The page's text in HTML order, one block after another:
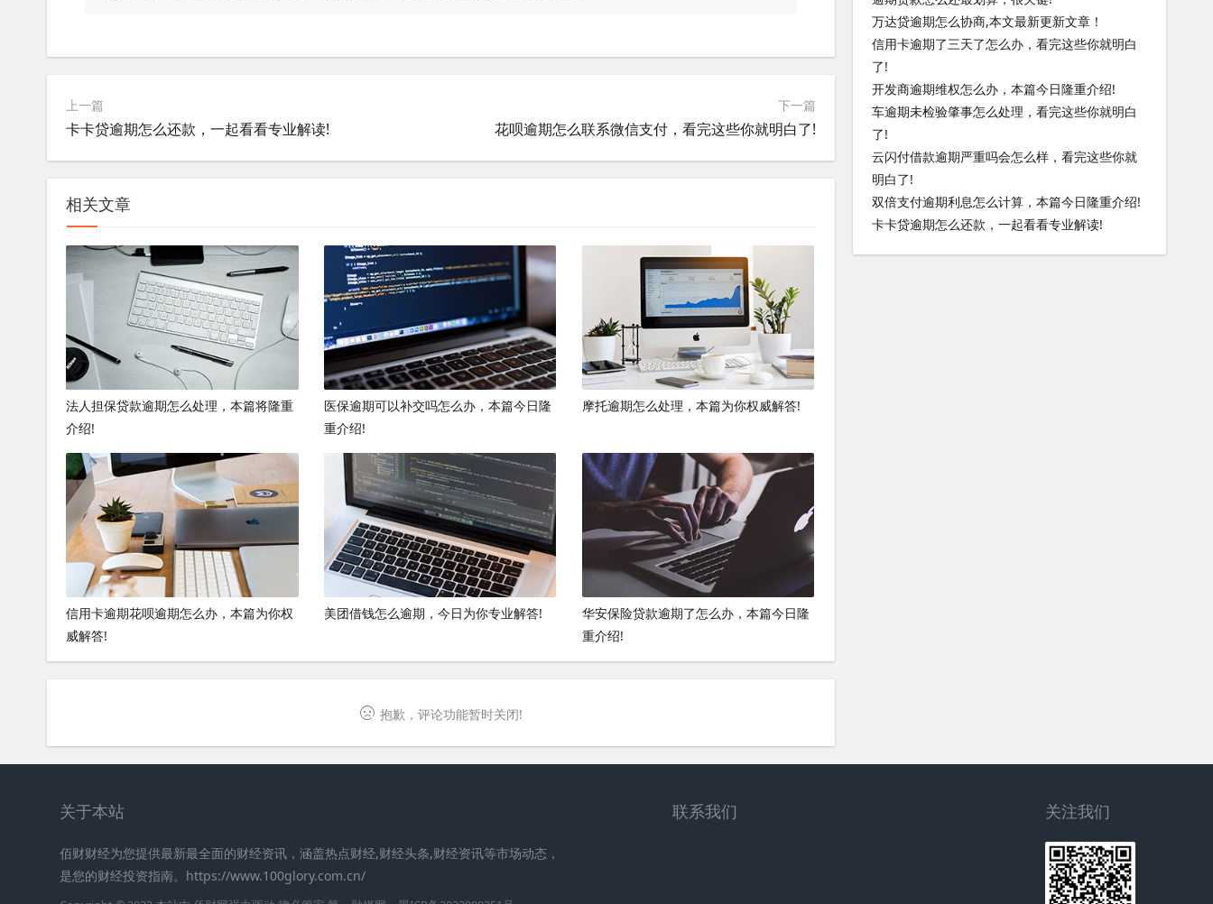
上一篇
卡卡贷逾期怎么还款，一起看看专业解读!
下一篇
花呗逾期怎么联系微信支付，看完这些你就明白了!
相关文章
法人担保贷款逾期怎么处理，本篇将隆重
介绍!
医保逾期可以补交吗怎么办，本篇今日隆
重介绍!
摩托逾期怎么处理，本篇为你权威解答!
信用卡逾期花呗逾期怎么办，本篇为你权
威解答!
美团借钱怎么逾期，今日为你专业解答!
华安保险贷款逾期了怎么办，本篇今日隆
重介绍!
抱歉，评论功能暂时关闭!
万达贷逾期怎么协商,本文最新更新文章！
信用卡逾期了三天了怎么办，看完这些你就明白
了!
开发商逾期维权怎么办，本篇今日隆重介绍!
车逾期未检验肇事怎么处理，看完这些你就明白
了!
云闪付借款逾期严重吗会怎么样，看完这些你就
明白了!
双倍支付逾期利息怎么计算，本篇今日隆重介绍!
卡卡贷逾期怎么还款，一起看看专业解读!
关于本站
佰财财经为您提供最新最全面的财经资讯，涵盖热点财经,财经头条,财经资讯等市场动态，
是您的财经投资指南。https://www.100glory.com.cn/
联系我们 关注我们